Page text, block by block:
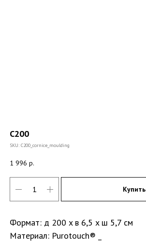
C200
SKU: C200_cornice_moulding
1 996 р.
Купить
Формат: д 200 x в 6,5 x ш 5,7 см
Материал: Purotouch® _